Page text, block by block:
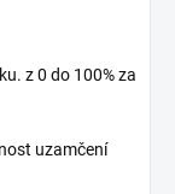
z 0 do 100% za
uzamčení